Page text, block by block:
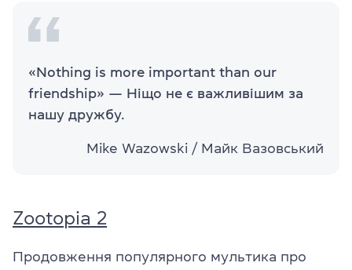
«Nothing is more important than our
friendship» — Ніщо не є важливішим за
нашу дружбу.
Mike Wazowski / Майк Вазовський
Zootopia 2
Продовження популярного мультика про